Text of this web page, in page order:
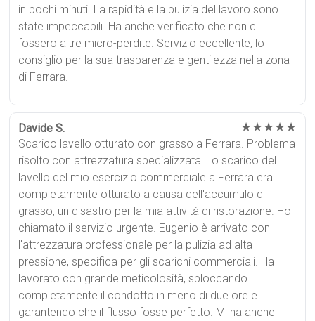
in pochi minuti. La rapidità e la pulizia del lavoro sono
state impeccabili. Ha anche verificato che non ci
fossero altre micro-perdite. Servizio eccellente, lo
consiglio per la sua trasparenza e gentilezza nella zona
di Ferrara.
Davide S. ★★★★★
Scarico lavello otturato con grasso a Ferrara. Problema
risolto con attrezzatura specializzata! Lo scarico del
lavello del mio esercizio commerciale a Ferrara era
completamente otturato a causa dell'accumulo di
grasso, un disastro per la mia attività di ristorazione. Ho
chiamato il servizio urgente. Eugenio è arrivato con
l'attrezzatura professionale per la pulizia ad alta
pressione, specifica per gli scarichi commerciali. Ha
lavorato con grande meticolosità, sbloccando
completamente il condotto in meno di due ore e
garantendo che il flusso fosse perfetto. Mi ha anche